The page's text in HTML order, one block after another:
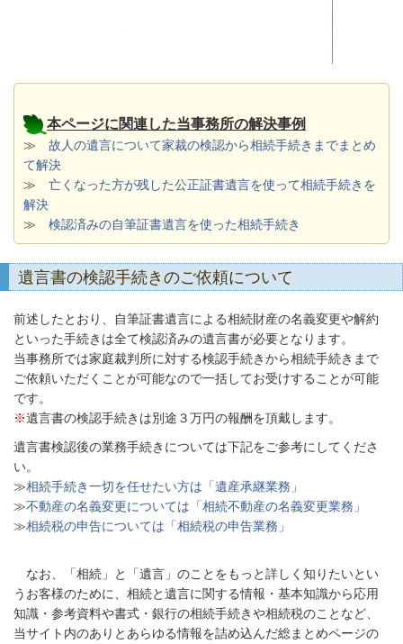
本ページに関連した当事務所の解決事例
≫ 故人の遺言について家裁の検認から相続手続きまでまとめ
て解決
≫ 亡くなった方が残した公正証書遺言を使って相続手続きを
解決
≫ 検認済みの自筆証書遺言を使った相続手続き
遺言書の検認手続きのご依頼について
前述したとおり、自筆証書遺言による相続財産の名義変更や解約
といった手続きは全て検認済みの遺言書が必要となります。
当事務所では家庭裁判所に対する検認手続きから相続手続きまで
ご依頼いただくことが可能なので一括してお受けすることが可能
です。
※遺言書の検認手続きは別途３万円の報酬を頂戴します。
遺言書検認後の業務手続きについては下記をご参考にしてくださ
い。
≫相続手続き一切を任せたい方は「遺産承継業務」
≫不動産の名義変更については「相続不動産の名義変更業務」
≫相続税の申告については「相続税の申告業務」
なお、「相続」と「遺言」のことをもっと詳しく知りたいとい
うお客様のために、相続と遺言に関する情報・基本知識から応用
知識・参考資料や書式・銀行の相続手続きや相続税のことなど、
当サイト内のありとあらゆる情報を詰め込んだ総まとめページの